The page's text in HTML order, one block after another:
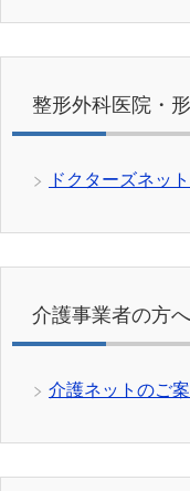
整形外科医院・
ドクターズネッ
介護事業者の方へ
介護ネットのご